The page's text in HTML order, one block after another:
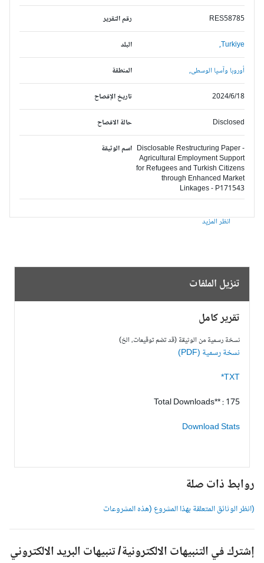
رقم التقرير RES58785
البلد Turkiye,
المنطقة أوروبا وآسيا الوسطى,
تاريخ الإفصاح 2024/6/18
حالة الافصاح Disclosed
اسم الوثيقة Disclosable Restructuring Paper -
Agricultural Employment Support
for Refugees and Turkish Citizens
through Enhanced Market
Linkages - P171543
انظر المزيد
تنزيل الملفات
تقرير كامل
نسخة رسمية من الوثيقة (قد تضم توقيعات، الخ)
نسخة رسمية (PDF)
TXT*
Total Downloads** : 175
Download Stats
روابط ذات صلة
(انظر الوثائق المتعلقة بهذا المشروع (هذه المشروعات
إشترك في التنبيهات الالكترونية/ تنبيهات البريد الالكتروني